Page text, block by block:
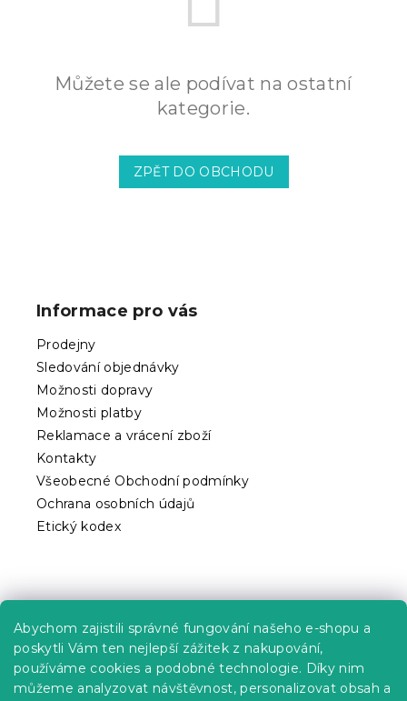
Abychom zajistili správné fungování našeho e-shopu a
poskytli Vám ten nejlepší zážitek z nakupování,
používáme cookies a podobné technologie. Díky nim
můžeme analyzovat návštěvnost, personalizovat obsah a
Můžete se ale podívat na ostatní
kategorie.
ZPĚT DO OBCHODU
Informace pro vás
Prodejny
Sledování objednávky
Možnosti dopravy
Možnosti platby
Reklamace a vrácení zboží
Kontakty
Všeobecné Obchodní podmínky
Ochrana osobních údajů
Etický kodex
Kariéra
Poptávky a B2B spolupráce